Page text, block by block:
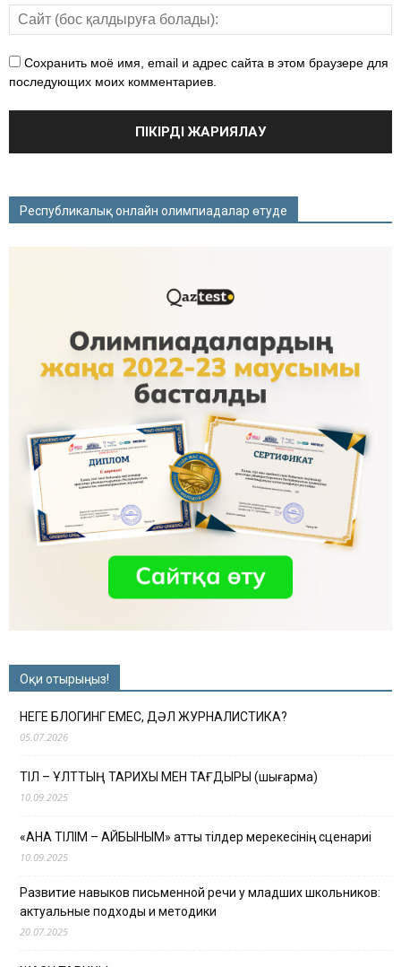
Сохранить моё имя, email и адрес сайта в этом браузере для
последующих моих комментариев.
Республикалық онлайн олимпиадалар өтуде
Оқи отырыңыз!
НЕГЕ БЛОГИНГ ЕМЕС, ДӘЛ ЖУРНАЛИСТИКА?
05.07.2026
ТІЛ – ҰЛТТЫҢ ТАРИХЫ МЕН ТАҒДЫРЫ (шығарма)
10.09.2025
«АНА ТІЛІМ – АЙБЫНЫМ» атты тілдер мерекесінің сценариі
10.09.2025
Развитие навыков письменной речи у младших школьников:
актуальные подходы и методики
20.07.2025